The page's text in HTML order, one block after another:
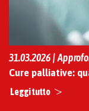
31.03.2026 |
Cure palliative:
Leggi tutto